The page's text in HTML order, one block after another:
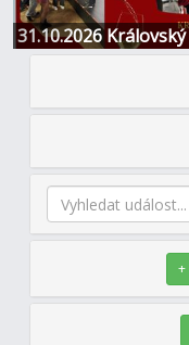
31.10.2026
Restaurace a Hotel
+